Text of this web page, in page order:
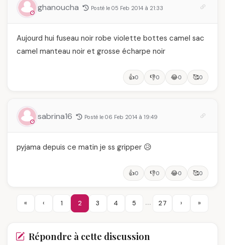
ghanoucha Posté le 05 Feb 2014 à 21:33
Aujourd hui fuseau noir robe violette bottes camel sac
camel manteau noir et grosse écharpe noir
👍0 👎0 😂0 🥰0
sabrina16 Posté le 06 Feb 2014 à 19:49
pyjama depuis ce matin je ss gripper 😥
👍0 👎0 😂0 🥰0
« ‹ 1 2 3 4 5 … 27 › »
Répondre à cette discussion